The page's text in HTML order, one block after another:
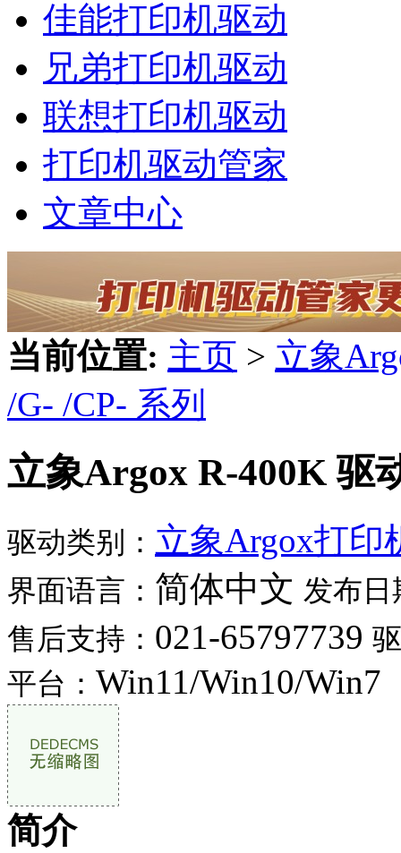
佳能打印机驱动
兄弟打印机驱动
联想打印机驱动
打印机驱动管家
文章中心
当前位置: 主页 > 立象
/G- /CP- 系列
立象Argox R-400K 驱
驱动类别： 立象Argox打印
界面语言： 简体中文 发布日
售后支持： 021-65797739
平台： Win11/Win10/Win7
简介